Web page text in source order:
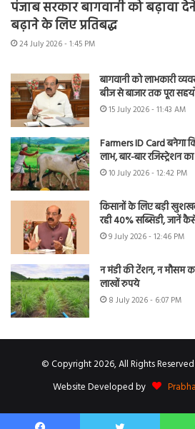
पंजाब सरकार बागवानी को बढ़ावा
बढ़ाने के लिए प्रतिबद्ध
24 July 2026 - 1:45 PM
बागवानी को लाभकारी
बीज से बाजार तक पूरा
15 July 2026 - 11:43 AM
Farmers ID Card बनेगा
लाभ, बार-बार
10 July 2026 - 12:42 PM
किसानों के लिए बड़ी
रही 40% सब्सिडी, जानें
9 July 2026 - 12:46 PM
न मंडी की टेंशन, न मौसम
लाखों रुपये
8 July 2026 - 6:07 PM
© Copyright 2026, All Rights
Website Developed by